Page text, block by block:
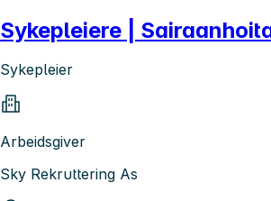
Sykepleiere |
Sykepleier
Arbeidsgiver
Sky Rekruttering As